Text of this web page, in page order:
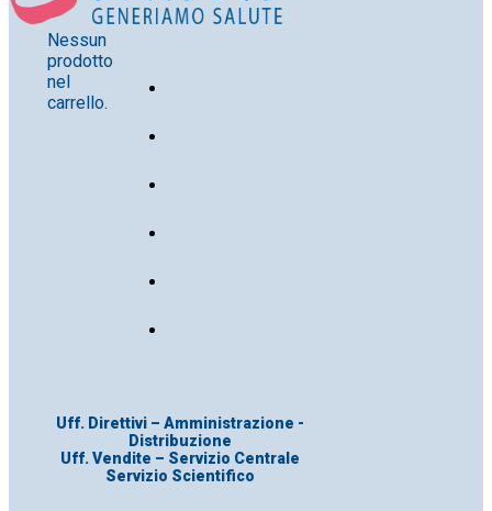
Nessun
prodotto
nel
carrello.
Uff. Direttivi – Amministrazione -
Distribuzione
Uff. Vendite – Servizio Centrale
Servizio Scientifico